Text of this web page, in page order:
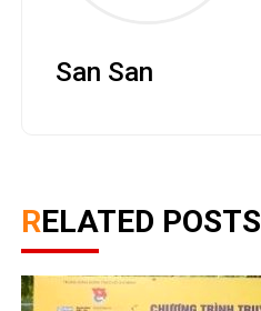
San San
RELATED POSTS